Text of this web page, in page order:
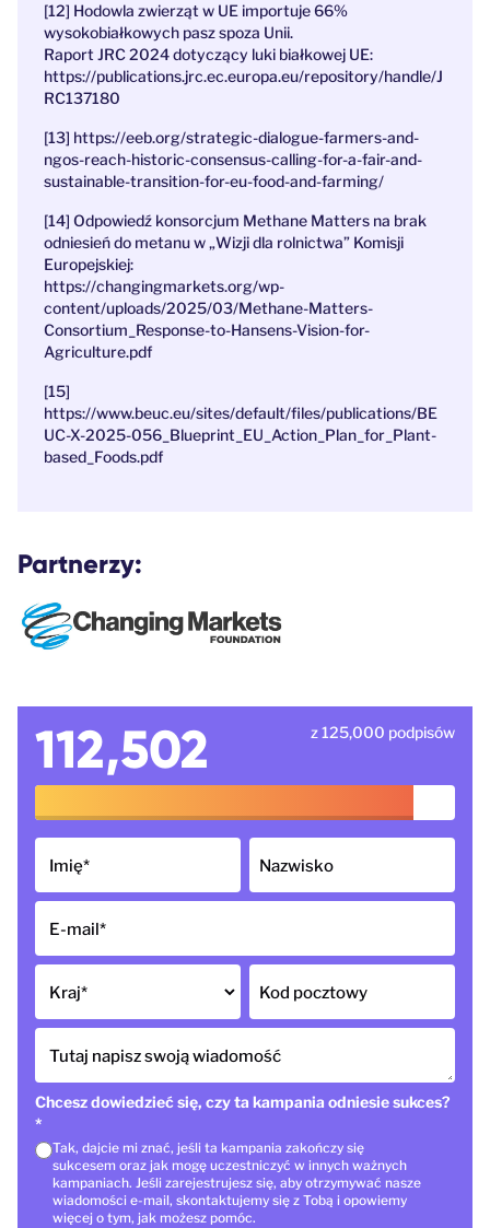
[12] Hodowla zwierząt w UE importuje 66%
wysokobiałkowych pasz spoza Unii.
Raport JRC 2024 dotyczący luki białkowej UE:
https://publications.jrc.ec.europa.eu/repository/handle/J
RC137180
[13] https://eeb.org/strategic-dialogue-farmers-and-
ngos-reach-historic-consensus-calling-for-a-fair-and-
sustainable-transition-for-eu-food-and-farming/
[14] Odpowiedź konsorcjum Methane Matters na brak
odniesień do metanu w „Wizji dla rolnictwa” Komisji
Europejskiej:
https://changingmarkets.org/wp-
content/uploads/2025/03/Methane-Matters-
Consortium_Response-to-Hansens-Vision-for-
Agriculture.pdf
[15]
https://www.beuc.eu/sites/default/files/publications/BE
UC-X-2025-056_Blueprint_EU_Action_Plan_for_Plant-
based_Foods.pdf
Partnerzy:
112,502 z 125,000 podpisów
Imię* Nazwisko
E-mail *
Kraj* Kod pocztowy
Tutaj napisz swoją wiadomość
Chcesz dowiedzieć się, czy ta kampania odniesie sukces?
*
Tak, dajcie mi znać, jeśli ta kampania zakończy się
sukcesem oraz jak mogę uczestniczyć w innych ważnych
kampaniach. Jeśli zarejestrujesz się, aby otrzymywać nasze
wiadomości e-mail, skontaktujemy się z Tobą i opowiemy
więcej o tym, jak możesz pomóc.